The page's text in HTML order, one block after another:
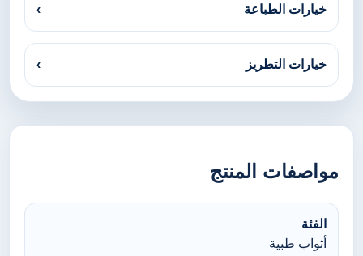
خيارات الطباعة ›
خيارات التطريز ›
مواصفات المنتج
الفئة
أثواب طبية